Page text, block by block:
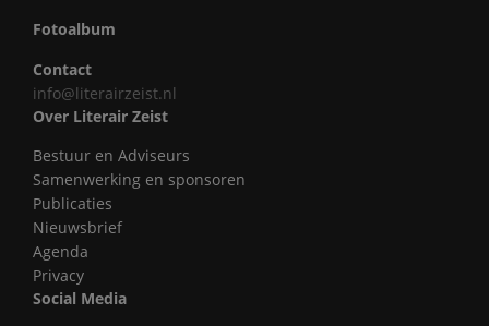
Fotoalbum
Contact
info@literairzeist.nl
Over Literair Zeist
Bestuur en Adviseurs
Samenwerking en sponsoren
Publicaties
Nieuwsbrief
Agenda
Privacy
Social Media